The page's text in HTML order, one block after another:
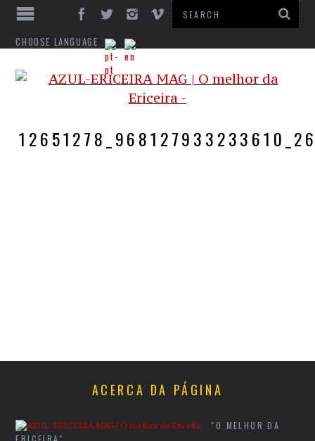
CHOOSE LANGUAGE
ACERCA DA PÁGINA
"O MELHOR DA
ERICEIRA"